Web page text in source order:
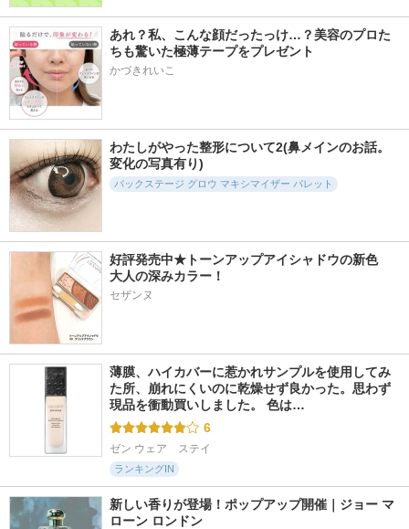
あれ？私、こんな顔だったっけ…？美容のプロた
ちも驚いた極薄テープをプレゼント
かづきれいこ
わたしがやった整形について2(鼻メインのお話。
変化の写真有り)
バックステージ グロウ マキシマイザー パレット
好評発売中★トーンアップアイシャドウの新色
大人の深みカラー！
セザンヌ
薄膜、ハイカバーに惹かれサンプルを使用してみ
た所、崩れにくいのに乾燥せず良かった。思わず
現品を衝動買いしました。 色は…
6
ゼン ウェア　ステイ
ランキングIN
新しい香りが登場！ポップアップ開催｜ジョー マ
ローン ロンドン